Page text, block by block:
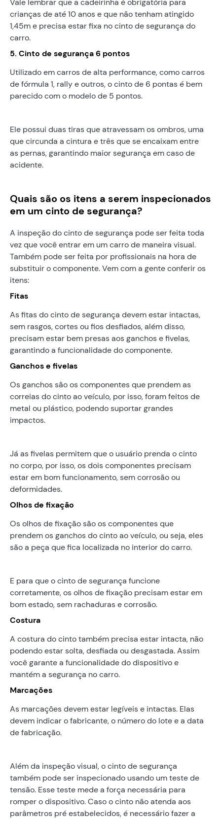
Vale lembrar que a cadeirinha é obrigatória para
crianças de até 10 anos e que não tenham atingido
1,45m e precisa estar fixa no cinto de segurança do
carro.
5. Cinto de segurança 6 pontos
Utilizado em carros de alta performance, como carros
de fórmula 1, rally e outros, o cinto de 6 pontas é bem
parecido com o modelo de 5 pontos.
Ele possui duas tiras que atravessam os ombros, uma
que circunda a cintura e três que se encaixam entre
as pernas, garantindo maior segurança em caso de
acidente.
Quais são os itens a serem inspecionados
em um cinto de segurança?
A inspeção do cinto de segurança pode ser feita toda
vez que você entrar em um carro de maneira visual.
Também pode ser feita por profissionais na hora de
substituir o componente. Vem com a gente conferir os
itens:
Fitas
As fitas do cinto de segurança devem estar intactas,
sem rasgos, cortes ou fios desfiados, além disso,
precisam estar bem presas aos ganchos e fivelas,
garantindo a funcionalidade do componente.
Ganchos e fivelas
Os ganchos são os componentes que prendem as
correias do cinto ao veículo, por isso, foram feitos de
metal ou plástico, podendo suportar grandes
impactos.
Já as fivelas permitem que o usuário prenda o cinto
no corpo, por isso, os dois componentes precisam
estar em bom funcionamento, sem corrosão ou
deformidades.
Olhos de fixação
Os olhos de fixação são os componentes que
prendem os ganchos do cinto ao veículo, ou seja, eles
são a peça que fica localizada no interior do carro.
E para que o cinto de segurança funcione
corretamente, os olhos de fixação precisam estar em
bom estado, sem rachaduras e corrosão.
Costura
A costura do cinto também precisa estar intacta, não
podendo estar solta, desfiada ou desgastada. Assim
você garante a funcionalidade do dispositivo e
mantém a segurança no carro.
Marcações
As marcações devem estar legíveis e intactas. Elas
devem indicar o fabricante, o número do lote e a data
de fabricação.
Além da inspeção visual, o cinto de segurança
também pode ser inspecionado usando um teste de
tensão. Esse teste mede a força necessária para
romper o dispositivo. Caso o cinto não atenda aos
parâmetros pré estabelecidos, é necessário fazer a